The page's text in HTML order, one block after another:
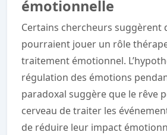
émotionnelle
Certains chercheurs suggèrent
pourraient jouer un rôle
traitement émotionnel.
régulation des émotions
paradoxal suggère que le rêve
cerveau de traiter les
de réduire leur impact